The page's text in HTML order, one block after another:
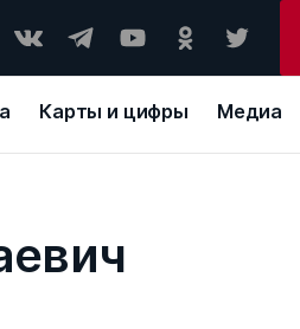
Карты и цифры Медиа